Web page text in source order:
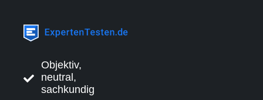
Objektiv,
neutral,
sachkundig